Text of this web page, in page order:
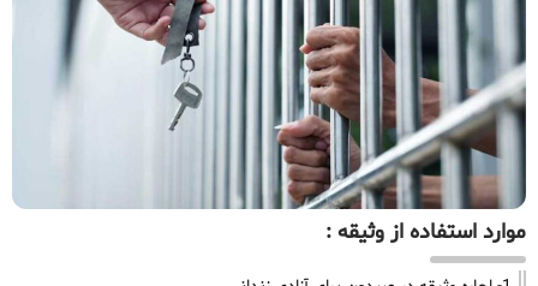
موارد استفاده از وثیقه :